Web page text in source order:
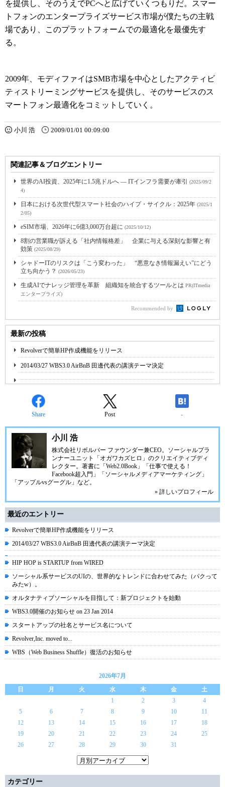
を提供し、そのうえでPCへと広げていくつもりだ。スマー
トフォンのエンタープライズサービス市場が僕たちの主戦
場であり、このプラットフォームでの最適化を最優先す
る。
2009年、モディファイはSMB市場を中心としたアクティビ
ティストリーミングサービスを提供し、そのサービスのス
マートフォン最適化をコミットしていく。
小川 浩 2009/01/01 00:09:00
関連記事＆ブログエントリー
世界のAI投資、2025年に1.5兆ドルへ ― ITインフラ需要が牽引
(2025/09/2
4)
日本における次世代型スマート社会のハイプ・サイクル：2025年 (2025/1
2/05)
eSIM市場、2026年に6億3,000万台超に (2025/10/12)
8割の営業職が訴える「社内情報格差」 企業に与える深刻な影響と有
効策 (2025/08/29)
シャドーITのリスクは「こう変わった」 “悪意なき情報漏えい”にどう
立ち向かう？ (2026/05/23)
生成AIでナレッジ管理を革新 組織知を統合するツールとは PR(ITmedia
エンタープライズ)
Recommended by
最新の投稿
Revolverで簡単HP作成機能をリリース
2014/03/27 WBS3.0 AirBnB 田邊代表の講演テーマ決定
Share Post -
小川 浩
株式会社リボルバー ファウンダー兼CEO。ソーシャルプラ
ンナーユニット「オガワカズヒロ」のクリエイティブディ
レクター。著書に「Web2.0Book」「仕事で使える！
Facebook超入門」「ソーシャルメディアマーケティング」
「アップルvsグーグル」など。
» 詳しいプロフィール
最近のエントリー
Revolverで簡単HP作成機能をリリース
2014/03/27 WBS3.0 AirBnB 田邊代表の講演テーマ決定
HIP HOP is STARTUP from WIRED
ソーシャル系サービスのUIの、世界的なトレンドに合わせてみた（パクって
みたw）。
オルタナティブソーシャルを目指して：新プロジェクトを始動
WBS3.0開催のお知らせ on 23 Jan 2014
スタートアップの社名とサービス名について
Revolver,Inc. moved to...
WBS（Web Business Shuffle）復活のお知らせ
2026年7月
日
月 火 水 木 金
土
1
2 3
4
5
6 7 8 9 10
11
12
13 14 15 16 17
18
19
20 21 22 23 24
25
26
27 28 29 30 31
カテゴリー